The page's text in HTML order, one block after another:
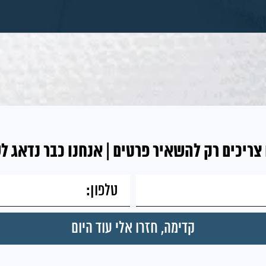
רק להשאיר פרטים | אנחנו כבר נדאג